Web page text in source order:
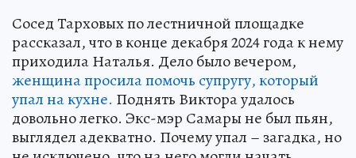
Сосед Тарховых по лестничной площадке
рассказал, что в конце декабря 2024 года к нему
приходила Наталья. Дело было вечером,
женщина просила помочь супругу, который
упал на кухне. Поднять Виктора удалось
довольно легко. Экс-мэр Самары не был пьян,
выглядел адекватно. Почему упал – загадка, но